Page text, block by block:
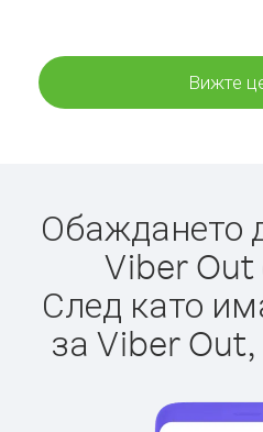
Вижте
Обаждането
Viber Out
След като
за Viber